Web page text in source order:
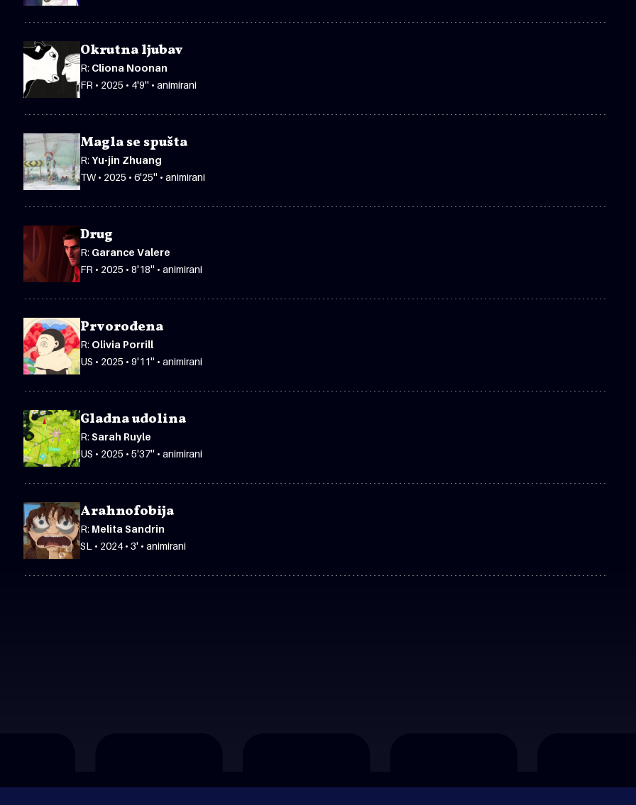
Okrutna ljubav
R: Cliona Noonan
FR • 2025 • 4'9'' • animirani
Magla se spušta
R:Yu-jin Zhuang
TW • 2025 • 6'25'' • animirani
Drug
R: Garance Valere
FR • 2025 • 8'18'' • animirani
Prvorođena
R: Olivia Porrill
US • 2025 • 9'11'' • animirani
Gladna udolina
R:Sarah Ruyle
US • 2025 • 5'37'' • animirani
Arahnofobija
R: Melita Sandrin
SL • 2024 • 3' • animirani